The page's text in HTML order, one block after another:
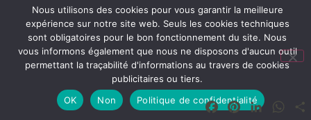
Faire un don
Facebook
Pinterest
Nous utilisons des cookies pour vous garantir la meilleure
expérience sur notre site web. Seuls les cookies techniques
sont obligatoires pour le bon fonctionnement du site. Nous
vous informons également que nous ne disposons d'aucun outil
permettant la traçabilité d'informations au travers de cookies
publicitaires ou tiers.
OK
Non Politique de confidentialité